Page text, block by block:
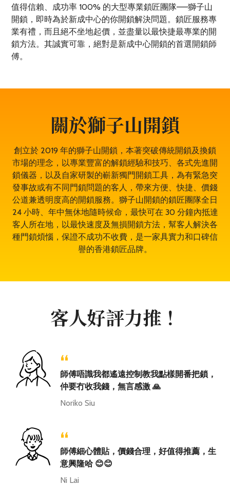
值得信賴、成功率 100% 的大型專業鎖匠團隊——獅子山
開鎖，即時為於新成中心的你開鎖解決問題。鎖匠服務專
業有禮，而且絕不坐地起價，並盡量以最快捷最專業的開
鎖方法。其誠實可靠，絕對是新成中心開鎖的首選開鎖師
傅。
關於獅子山開鎖
創立於 2019 年的獅子山開鎖，本著突破傳統開鎖及換鎖
市場的理念，以專業豐富的解鎖經驗和技巧、各式先進開
鎖儀器，以及自家研製的嶄新獨門開鎖工具，為有緊急突
發事故或有不同門鎖問題的客人，帶來方便、快捷、價錢
公道兼透明度高的開鎖服務。獅子山開鎖的鎖匠團隊全日
24 小時、年中無休地隨時候命，最快可在 30 分鐘內抵達
客人所在地，以最快速度及無損開鎖方法，幫客人解決各
種門鎖煩惱，保證不成功不收費，是一家具實力和口碑信
譽的香港鎖匠品牌。
客人好評力推！
“
師傅唔識我都遙遠控制教我點樣開番把鎖，
仲要冇收我錢，無言感激 🙏
Noriko Siu
“
師傅細心體貼，價錢合理，好值得推薦，生
意興隆哈 😊😊
Ni Lai